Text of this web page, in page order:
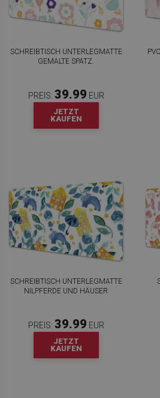
SCHREIBTISCH UNTERLEGMATTE
GEMALTE SPATZ.
PREIS: 39.99 EUR
JETZT
KAUFEN
SCHREIBTISCH UNTERLEGMATTE
NILPFERDE UND HÄUSER
PREIS: 39.99 EUR
JETZT
KAUFEN